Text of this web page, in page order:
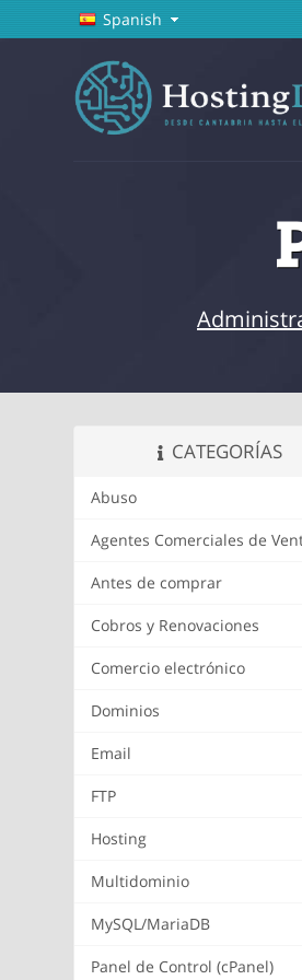
Spanish
CATEGORÍAS
Abuso
Agentes Comerciales de
Antes de comprar
Cobros y Renovaciones
Comercio electrónico
Dominios
Email
FTP
Hosting
Multidominio
MySQL/MariaDB
Panel de Control (cPanel)